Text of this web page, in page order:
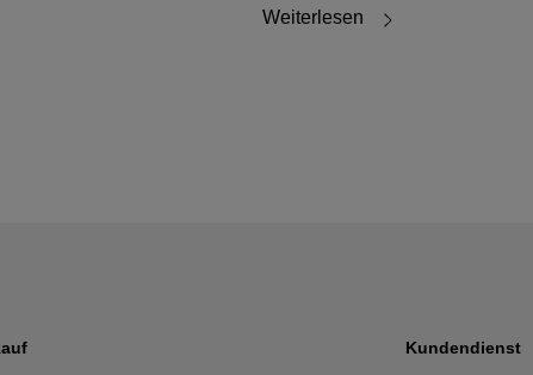
Weiterlesen
Kundendienst